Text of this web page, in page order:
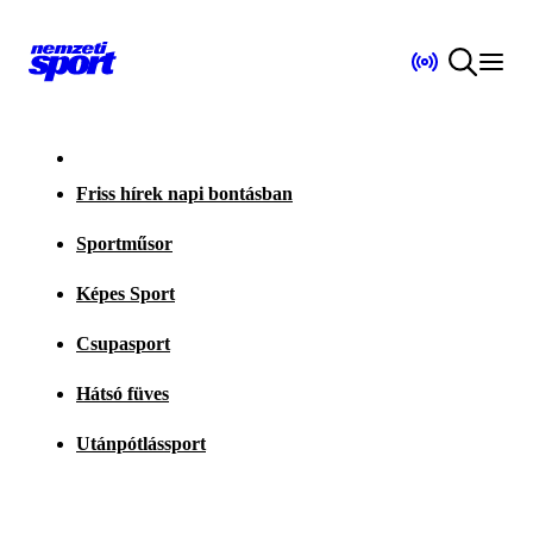
Friss hírek napi bontásban
Sportműsor
Képes Sport
Csupasport
Hátsó füves
Utánpótlássport